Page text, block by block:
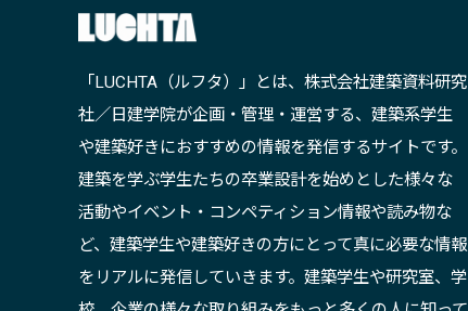
「LUCHTA（ルフタ）」とは、株式会社建築資料研究
社／日建学院が企画・管理・運営する、建築系学生
や建築好きにおすすめの情報を発信するサイトです。
建築を学ぶ学生たちの卒業設計を始めとした様々な
活動やイベント・コンペティション情報や読み物な
ど、建築学生や建築好きの方にとって真に必要な情報
をリアルに発信していきます。建築学生や研究室、学